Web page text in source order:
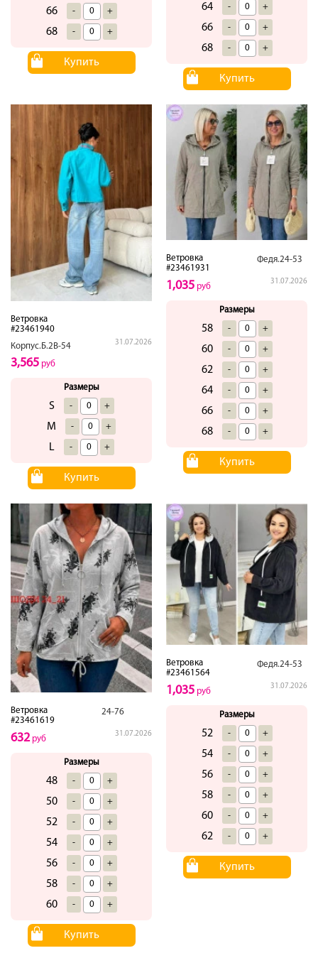
66 - +
68 - +
Купить
64 - +
66 - +
68 - +
Купить
Ветровка
#23461940
Корпус.Б.2В-54
31.07.2026
3,565 руб
Размеры
S - +
M - +
L - +
Купить
Ветровка
#23461931
Федя.24-53
31.07.2026
1,035 руб
Размеры
58 - +
60 - +
62 - +
64 - +
66 - +
68 - +
Купить
Ветровка
#23461619
24-76
31.07.2026
632руб
Размеры
48 - +
50 - +
52 - +
54 - +
56 - +
58 - +
60 - +
Купить
Ветровка
#23461564
Федя.24-53
31.07.2026
1,035 руб
Размеры
52 - +
54 - +
56 - +
58 - +
60 - +
62 - +
Купить